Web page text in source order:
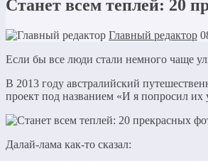
Станет всем теплей: 20
Главный редактор
Если бы все люди стали немного чаще
В 2013 году австралийский
проект под названием «И я попросил их
Далай-лама как-то сказал: